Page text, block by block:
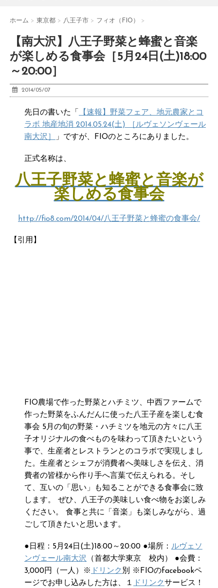
ホーム > 東京都 > 八王子市 > フィオ（FIO） >
【南大沢】八王子野菜と蜂蜜と音楽
が楽しめる食事会［5月24日(土)18:00
～20:00］
2014/05/07
先日の書いた「
【速報】野菜フェア、地元農家とコ
ラボ 地産地消 2014.05.24(土) ［ルヴェソンヴェール
南大沢］
」ですが、FIOのところにありました。
正式名称は、
八王子野菜と蜂蜜と音楽が
楽しめる食事会
http://fio8.com/2014/04/八王子野菜と蜂蜜の食事会/
【引用】
FIO農場で作った野菜とハチミツ、中西ファームで
作った野菜をふんだんに使った八王子産を楽しむ食
事会 5月の旬の野菜・ハチミツを地元の方々に八王
子オリジナルの食べものを味わって頂きたいという
事で、生産者とレストランとのコラボで実現しまし
た。生産者とシェフが消費者へ美味しさを伝え、消
費者の皆様から作り手へ言葉で伝えられる。そし
て、互いの「思い」も知ることができる食事会に致
します。 ぜひ、八王子の美味しい食べ物をお楽しみ
ください。 食事と共に「音楽」も楽しみながら、過
ごして頂きたいと思います。
●日程：5月24日(土)18:00～20:00 ●場所： ルヴェソ
ンヴェール南大沢
（首都大学東京 校内） ●会費：
3,000円（一人）※ ドリンク 別 ※FIOのfacebookペ
ージでお申し込みした方は、１
ドリンクサービス！